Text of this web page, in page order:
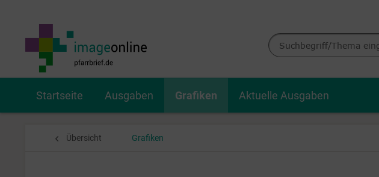
Startseite Ausgaben Grafiken Aktuelle Ausgaben
Übersicht Grafiken